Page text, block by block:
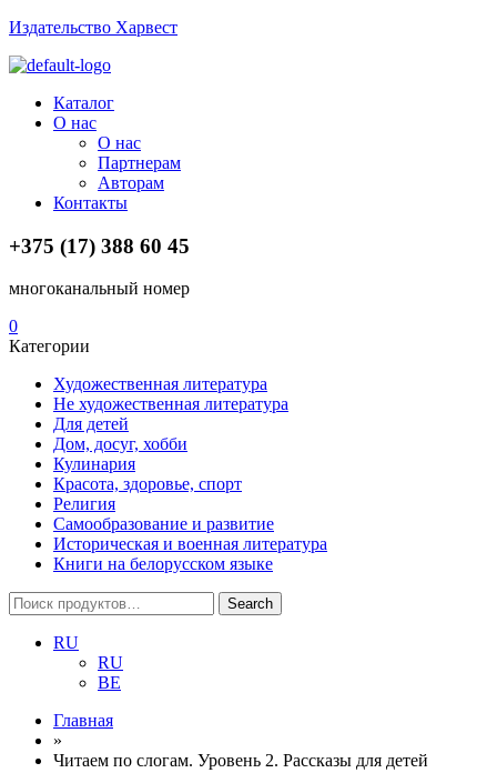
Издательство Харвест
Menu
Каталог
О нас
О нас
Партнерам
Авторам
Контакты
+375 (17) 388 60 45
многоканальный номер
0
Категории
Художественная литература
Не художественная литература
Для детей
Дом, досуг, хобби
Кулинария
Красота, здоровье, спорт
Религия
Самообразование и развитие
Историческая и военная литература
Книги на белорусском языке
Search
for:
Search
RU
RU
BE
Главная
»
Читаем по слогам. Уровень 2. Рассказы для детей